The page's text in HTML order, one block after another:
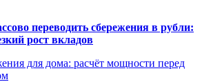
переводить сбережения в рубли:
рост вкладов
для дома: расчёт мощности перед